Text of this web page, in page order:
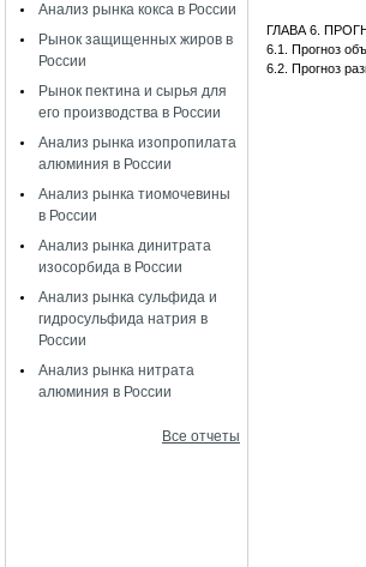
Анализ рынка кокса в России
Рынок защищенных жиров в
России
Рынок пектина и сырья для
его производства в России
Анализ рынка изопропилата
алюминия в России
Анализ рынка тиомочевины
в России
Анализ рынка динитрата
изосорбида в России
Анализ рынка сульфида и
гидросульфида натрия в
России
Анализ рынка нитрата
алюминия в России
Все отчеты
ГЛАВА 6.
6.1. Прогноз
6.2. Прогноз